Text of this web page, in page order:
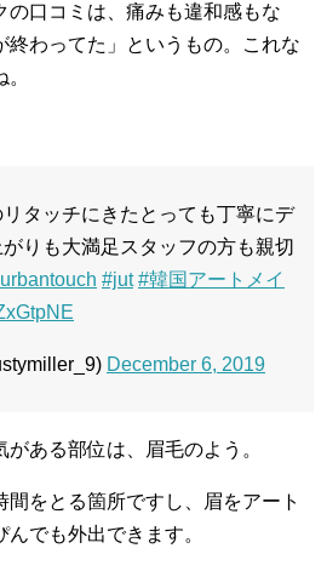
の口コミは、痛みも違和感もな
終わってた」というもの。これな
タッチにきたとっても丁寧にデ
りも大満足スタッフの方も親切
#jut #韓国アートメイ
December 6, 2019
ある部位は、眉毛のよう。
をとる箇所ですし、眉をアート
でも外出できます。